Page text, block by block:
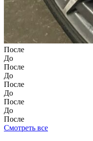
После
До
После
До
После
До
После
До
После
Смотреть все